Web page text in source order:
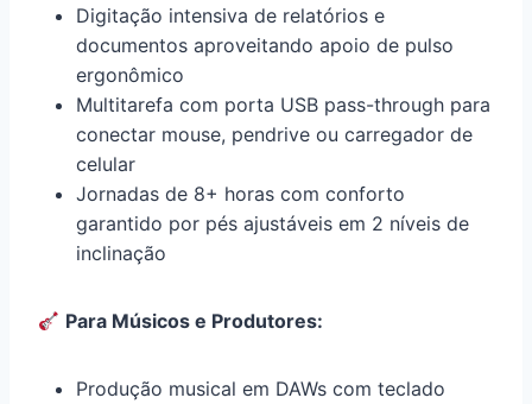
Digitação intensiva de relatórios e
documentos aproveitando apoio de pulso
ergonômico
Multitarefa com porta USB pass-through para
conectar mouse, pendrive ou carregador de
celular
Jornadas de 8+ horas com conforto
garantido por pés ajustáveis em 2 níveis de
inclinação
Para Músicos e Produtores:
Produção musical em DAWs com teclado